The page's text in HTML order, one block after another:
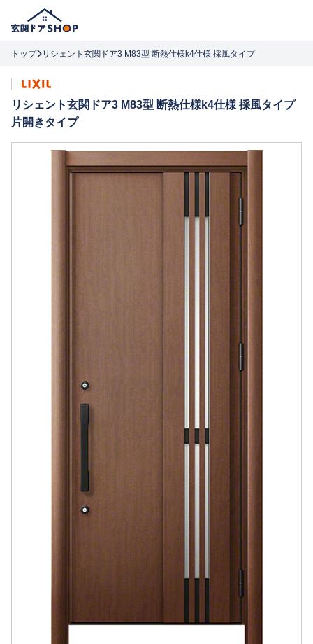
トップ リシェント玄関ドア3 M83型 断熱仕様k4仕様 採風タイプ
リシェント玄関ドア3 M83型 断熱仕様k4仕様 採風タイプ
片開きタイプ